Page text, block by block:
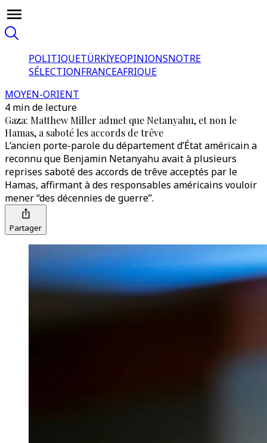
POLITIQUETÜRKİYEOPINIONSNOTRE
SÉLECTIONFRANCEAFRIQUE
MOYEN-ORIENT
4 min de lecture
Gaza: Matthew Miller admet que Netanyahu, et non le
Hamas, a saboté les accords de trêve
L’ancien porte-parole du département d’État américain a
reconnu que Benjamin Netanyahu avait à plusieurs
reprises saboté des accords de trêve acceptés par le
Hamas, affirmant à des responsables américains vouloir
mener “des décennies de guerre”.
Partager